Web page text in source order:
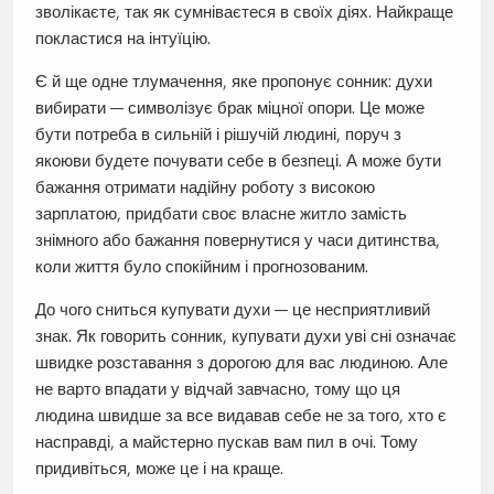
зволікаєте, так як сумніваєтеся в своїх діях. Найкраще
покластися на інтуїцію.
Є й ще одне тлумачення, яке пропонує сонник: духи
вибирати — символізує брак міцної опори. Це може
бути потреба в сильній і рішучій людині, поруч з
якоюви будете почувати себе в безпеці. А може бути
бажання отримати надійну роботу з високою
зарплатою, придбати своє власне житло замість
знімного або бажання повернутися у часи дитинства,
коли життя було спокійним і прогнозованим.
До чого сниться купувати духи — це несприятливий
знак. Як говорить сонник, купувати духи уві сні означає
швидке розставання з дорогою для вас людиною. Але
не варто впадати у відчай завчасно, тому що ця
людина швидше за все видавав себе не за того, хто є
насправді, а майстерно пускав вам пил в очі. Тому
придивіться, може це і на краще.